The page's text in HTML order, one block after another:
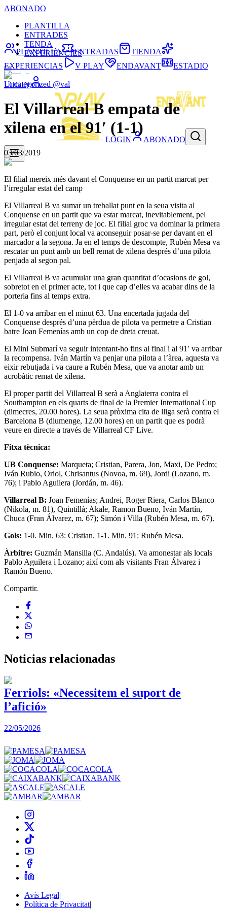
ABONADO
PLANTILLA
ENTRADES
TENDA
EXPERIÈNCIES
LOGIN
LOGIN ABONADO
PLANTILLA ENTRADAS
TIENDA
EXPERIENCIAS
V PLAY ENDAVANT ESTADIO
Uncategorized @val
El Villarreal B empata de
xilena en el 91′ (1-1)
03/03/2019
El filial mereix més davant el Conquense en un partit marcat per
l’irregular estat del camp
El Villarreal B va sumar un treballat punt en la seua visita al
Conquense en un partit que va estar marcat, inevitablement, pel
irregular estat del terreny de joc. El filial groc va dominar la primera
part, però el conjunt local va aconseguir posar-se per davant en el
marcador a la segona. Ja en el temps de descompte, Rubén Mesa va
rescatar un punt amb un bell remat de xilena després d’una pilota
penjada al segon pal.
El Villarreal B va acumular una gran quantitat d’ocasions de gol,
sobretot en el primer acte, tot i que cap d’elles va acabar dins de la
porteria fins al temps extra.
El 1-0 va arribar en el minut 63. Una encertada jugada del
Conquense després d’una pèrdua de pilota va permetre a Cristian
batre Joan Femenías amb un cop de dreta creuat.
El Mini Submarí va seguir intentant-ho fins al final i al 91′ va arribar
la recompensa. Iván Martín va penjar una pilota a l’àrea, aquesta va
eixir rebutjada i va caure a Rubén Mesa, que va anotar amb un
acrobàtic remat de xilena.
El proper partit del Villarreal B serà a Anglaterra contra el
Southampton en els quarts de final de la Premier International Cup
(dimecres, 20.00 hores). La seua pròxima cita de lliga serà contra el
Barcelona B (diumenge, 12.00 hores) en un partit que es podrà
veure en directe a través de Villarreal CF Live.
Fitxa tècnica:
UB Conquense: Marqueta; Cristian, Parera, Jon, Maxi, De Pedro;
Iván Rubio, Oriol, Chrisantus (Novoa, m. 69), Jordi (Lozano, m.
76); i Pablo Aguilera (Jordán, m. 46).
Villarreal B: Joan Femenías; Andrei, Roger Riera, Carlos Blanco
(Nikola, m. 81), Quintillà; Akale, Ramon Bueno, Iván Martín,
Chuca (Fran Álvarez, m. 67); Simón i Villa (Rubén Mesa, m. 67).
Gols: 1-0. Min. 63: Cristian. 1-1. Min. 91: Rubén Mesa.
Àrbitre: Guzmán Mansilla (C. Andalús). Va amonestar als locals
Pablo Aguilera i Lozano; així com als visitants Fran Álvarez i
Ramón Bueno.
Compartir.
Noticias relacionadas
Ferriols: «Necessitem el suport de
l’afició»
22/05/2026
Avís Legal|
Política de Privacitat|